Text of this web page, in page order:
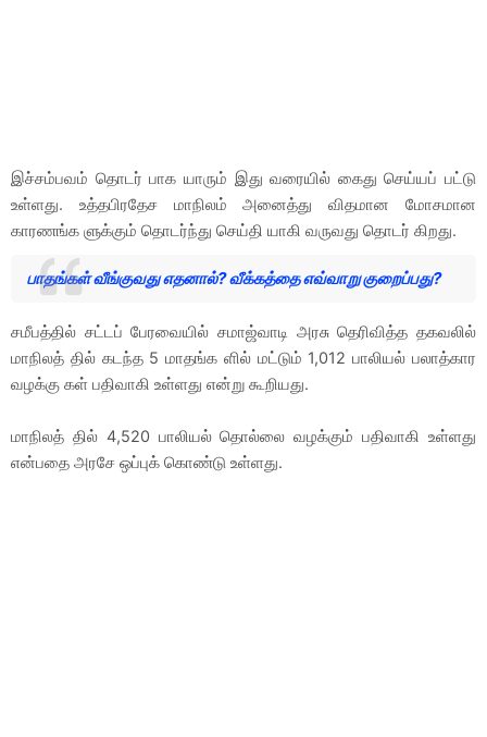
இச்சம்பவம் தொடர் பாக யாரும் இது வரையில் கைது செய்யப் பட்டு
உள்ளது. உத்தபிரதேச மாநிலம் அனைத்து விதமான மோசமான
காரணங்க ளுக்கும் தொடர்ந்து செய்தி யாகி வருவது தொடர் கிறது.
பாதங்கள் வீங்குவது எதனால்? வீக்கத்தை எவ்வாறு குறைப்பது?
சமீபத்தில் சட்டப் பேரவையில் சமாஜ்வாடி அரசு தெரிவித்த தகவலில்
மாநிலத் தில் கடந்த 5 மாதங்க ளில் மட்டும் 1,012 பாலியல் பலாத்கார
வழக்கு கள் பதிவாகி உள்ளது என்று கூறியது.
மாநிலத் தில் 4,520 பாலியல் தொல்லை வழக்கும் பதிவாகி உள்ளது
என்பதை அரசே ஒப்புக் கொண்டு உள்ளது.